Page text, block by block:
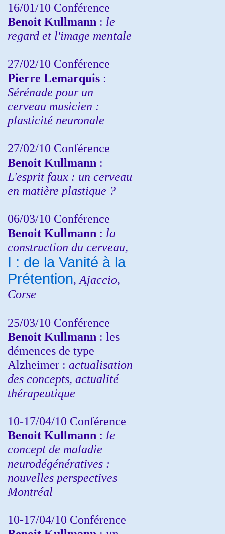
16/01/10 Conférence
Benoit Kullmann : le
regard et l'image mentale
27/02/10 Conférence
Pierre Lemarquis :
Sérénade pour un
cerveau musicien :
plasticité neuronale
27/02/10 Conférence
Benoit Kullmann :
L'esprit faux : un cerveau
en matière plastique ?
06/03/10 Conférence
Benoit Kullmann : la
construction du cerveau,
I : de la Vanité à la
Prétention, Ajaccio,
Corse
25/03/10 Conférence
Benoit Kullmann : les
démences de type
Alzheimer : actualisation
des concepts, actualité
thérapeutique
10-17/04/10 Conférence
Benoit Kullmann : le
concept de maladie
neurodégénératives :
nouvelles perspectives
Montréal
10-17/04/10 Conférence